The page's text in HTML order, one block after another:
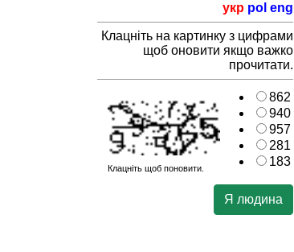
укр pol eng
Клацніть на картинку з цифрами
щоб оновити якщо важко
прочитати.
Клацніть щоб поновити.
862
940
957
281
183